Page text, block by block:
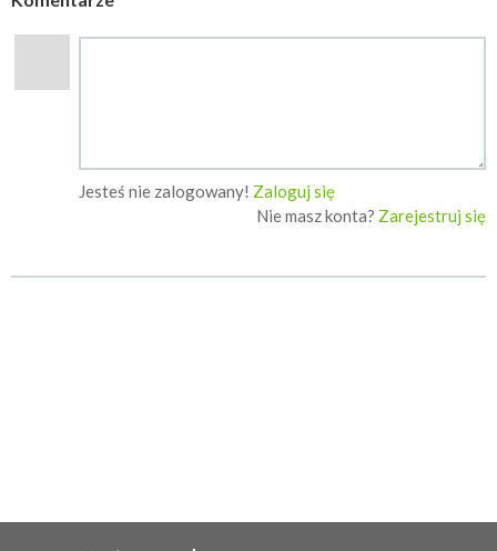
Jesteś nie zalogowany! Zaloguj się
Nie masz konta? Zarejestruj się